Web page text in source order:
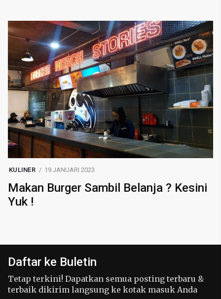
KULINER 19 JANUARI 2023
Makan Burger Sambil Belanja ? Kesini
Yuk !
Daftar ke Buletin
Tetap terkini! Dapatkan semua posting terbaru &
terbaik dikirim langsung ke kotak masuk Anda